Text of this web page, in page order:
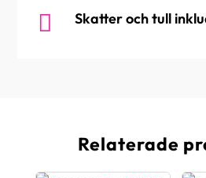
 Skatter och tull
Relaterade